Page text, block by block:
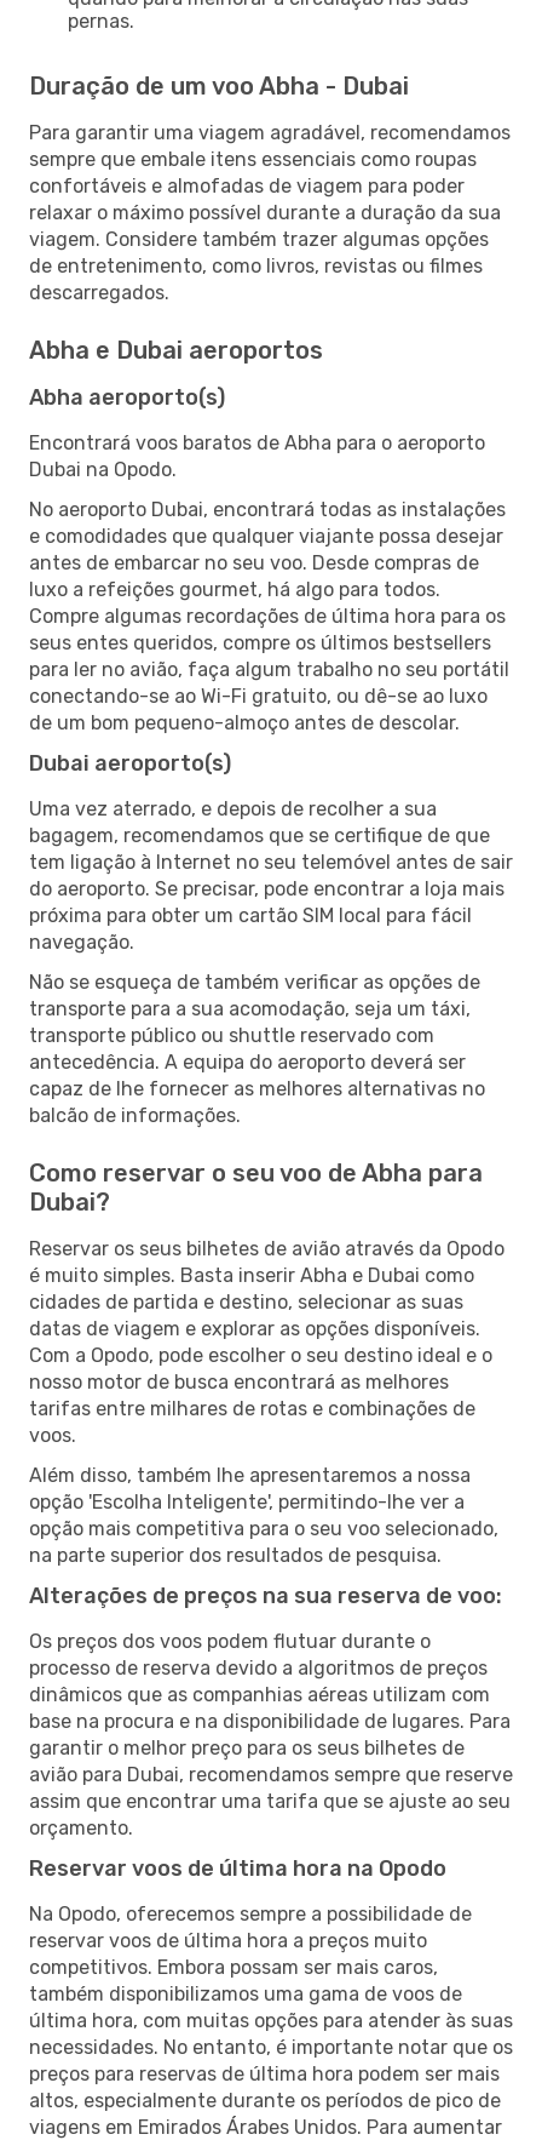
pernas.
Duração de um voo Abha - Dubai
Para garantir uma viagem agradável, recomendamos
sempre que embale itens essenciais como roupas
confortáveis e almofadas de viagem para poder
relaxar o máximo possível durante a duração da sua
viagem. Considere também trazer algumas opções
de entretenimento, como livros, revistas ou filmes
descarregados.
Abha e Dubai aeroportos
Abha aeroporto(s)
Encontrará voos baratos de Abha para o aeroporto
Dubai na Opodo.
No aeroporto Dubai, encontrará todas as instalações
e comodidades que qualquer viajante possa desejar
antes de embarcar no seu voo. Desde compras de
luxo a refeições gourmet, há algo para todos.
Compre algumas recordações de última hora para os
seus entes queridos, compre os últimos bestsellers
para ler no avião, faça algum trabalho no seu portátil
conectando-se ao Wi-Fi gratuito, ou dê-se ao luxo
de um bom pequeno-almoço antes de descolar.
Dubai aeroporto(s)
Uma vez aterrado, e depois de recolher a sua
bagagem, recomendamos que se certifique de que
tem ligação à Internet no seu telemóvel antes de sair
do aeroporto. Se precisar, pode encontrar a loja mais
próxima para obter um cartão SIM local para fácil
navegação.
Não se esqueça de também verificar as opções de
transporte para a sua acomodação, seja um táxi,
transporte público ou shuttle reservado com
antecedência. A equipa do aeroporto deverá ser
capaz de lhe fornecer as melhores alternativas no
balcão de informações.
Como reservar o seu voo de Abha para
Dubai?
Reservar os seus bilhetes de avião através da Opodo
é muito simples. Basta inserir Abha e Dubai como
cidades de partida e destino, selecionar as suas
datas de viagem e explorar as opções disponíveis.
Com a Opodo, pode escolher o seu destino ideal e o
nosso motor de busca encontrará as melhores
tarifas entre milhares de rotas e combinações de
voos.
Além disso, também lhe apresentaremos a nossa
opção 'Escolha Inteligente', permitindo-lhe ver a
opção mais competitiva para o seu voo selecionado,
na parte superior dos resultados de pesquisa.
Alterações de preços na sua reserva de voo:
Os preços dos voos podem flutuar durante o
processo de reserva devido a algoritmos de preços
dinâmicos que as companhias aéreas utilizam com
base na procura e na disponibilidade de lugares. Para
garantir o melhor preço para os seus bilhetes de
avião para Dubai, recomendamos sempre que reserve
assim que encontrar uma tarifa que se ajuste ao seu
orçamento.
Reservar voos de última hora na Opodo
Na Opodo, oferecemos sempre a possibilidade de
reservar voos de última hora a preços muito
competitivos. Embora possam ser mais caros,
também disponibilizamos uma gama de voos de
última hora, com muitas opções para atender às suas
necessidades. No entanto, é importante notar que os
preços para reservas de última hora podem ser mais
altos, especialmente durante os períodos de pico de
viagens em Emirados Árabes Unidos. Para aumentar